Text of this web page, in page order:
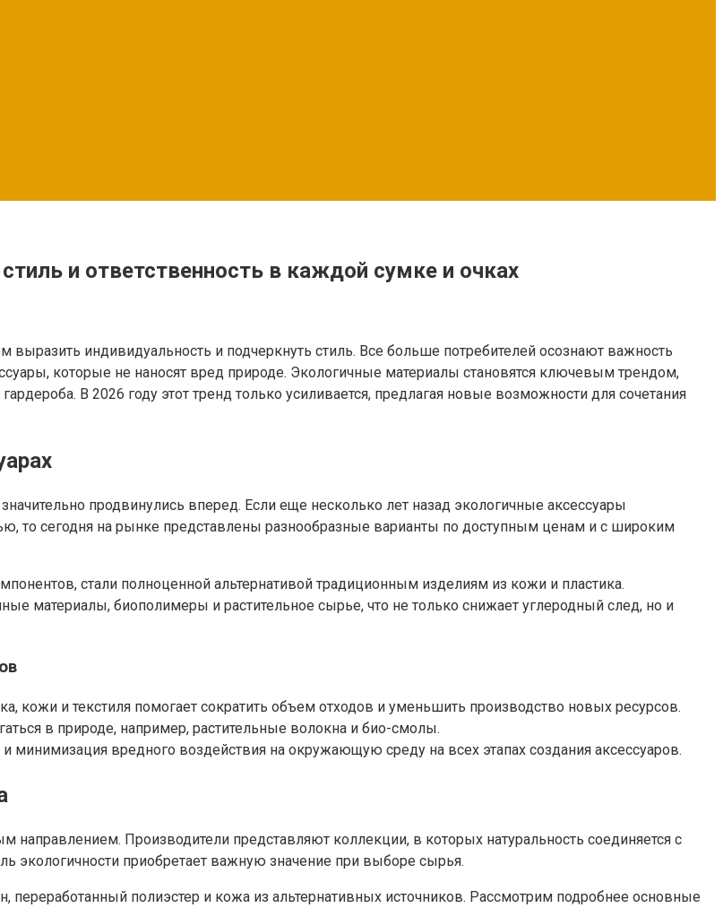
и ответственность в каждой сумке и очках
индивидуальность и подчеркнуть стиль. Все больше потребителей осознают важность
которые не наносят вред природе. Экологичные материалы становятся ключевым трендом,
В 2026 году этот тренд только усиливается, предлагая новые возможности для сочетания
продвинулись вперед. Если еще несколько лет назад экологичные аксессуары
то сегодня на рынке представлены разнообразные варианты по доступным ценам и с широким
стали полноценной альтернативой традиционным изделиям из кожи и пластика.
материалы, биополимеры и растительное сырье, что не только снижает углеродный след, но и
кожи и текстиля помогает сократить объем отходов и уменьшить производство новых ресурсов.
в природе, например, растительные волокна и био-смолы.
минимизация вредного воздействия на окружающую среду на всех этапах создания аксессуаров.
Производители представляют коллекции, в которых натуральность соединяется с
экологичности приобретает важную значение при выборе сырья.
полиэстер и кожа из альтернативных источников. Рассмотрим подробнее основные